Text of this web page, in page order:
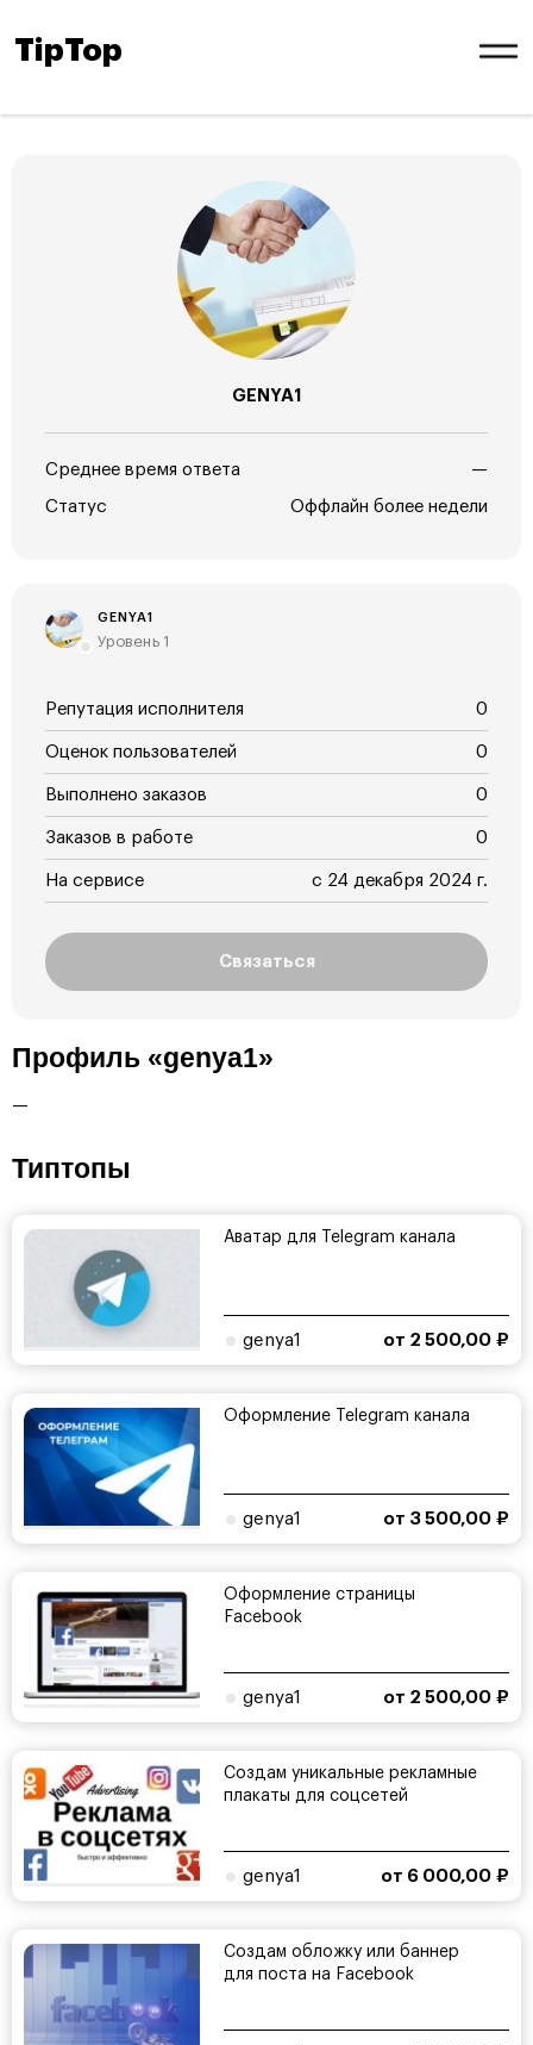
TipTop
GENYA1
Среднее время ответа —
Статус Оффлайн более недели
GENYA1
Уровень 1
Репутация исполнителя 0
Оценок пользователей 0
Выполнено заказов 0
Заказов в работе 0
На сервисе с 24 декабря 2024 г.
Связаться
Профиль «genya1»
—
Типтопы
Аватар для Telegram канала
genya1 от 2 500,00 ₽
Оформление Telegram канала
genya1 от 3 500,00 ₽
Оформление страницы
Facebook
genya1 от 2 500,00 ₽
Создам уникальные рекламные
плакаты для соцсетей
genya1 от 6 000,00 ₽
Создам обложку или баннер
для поста на Facebook